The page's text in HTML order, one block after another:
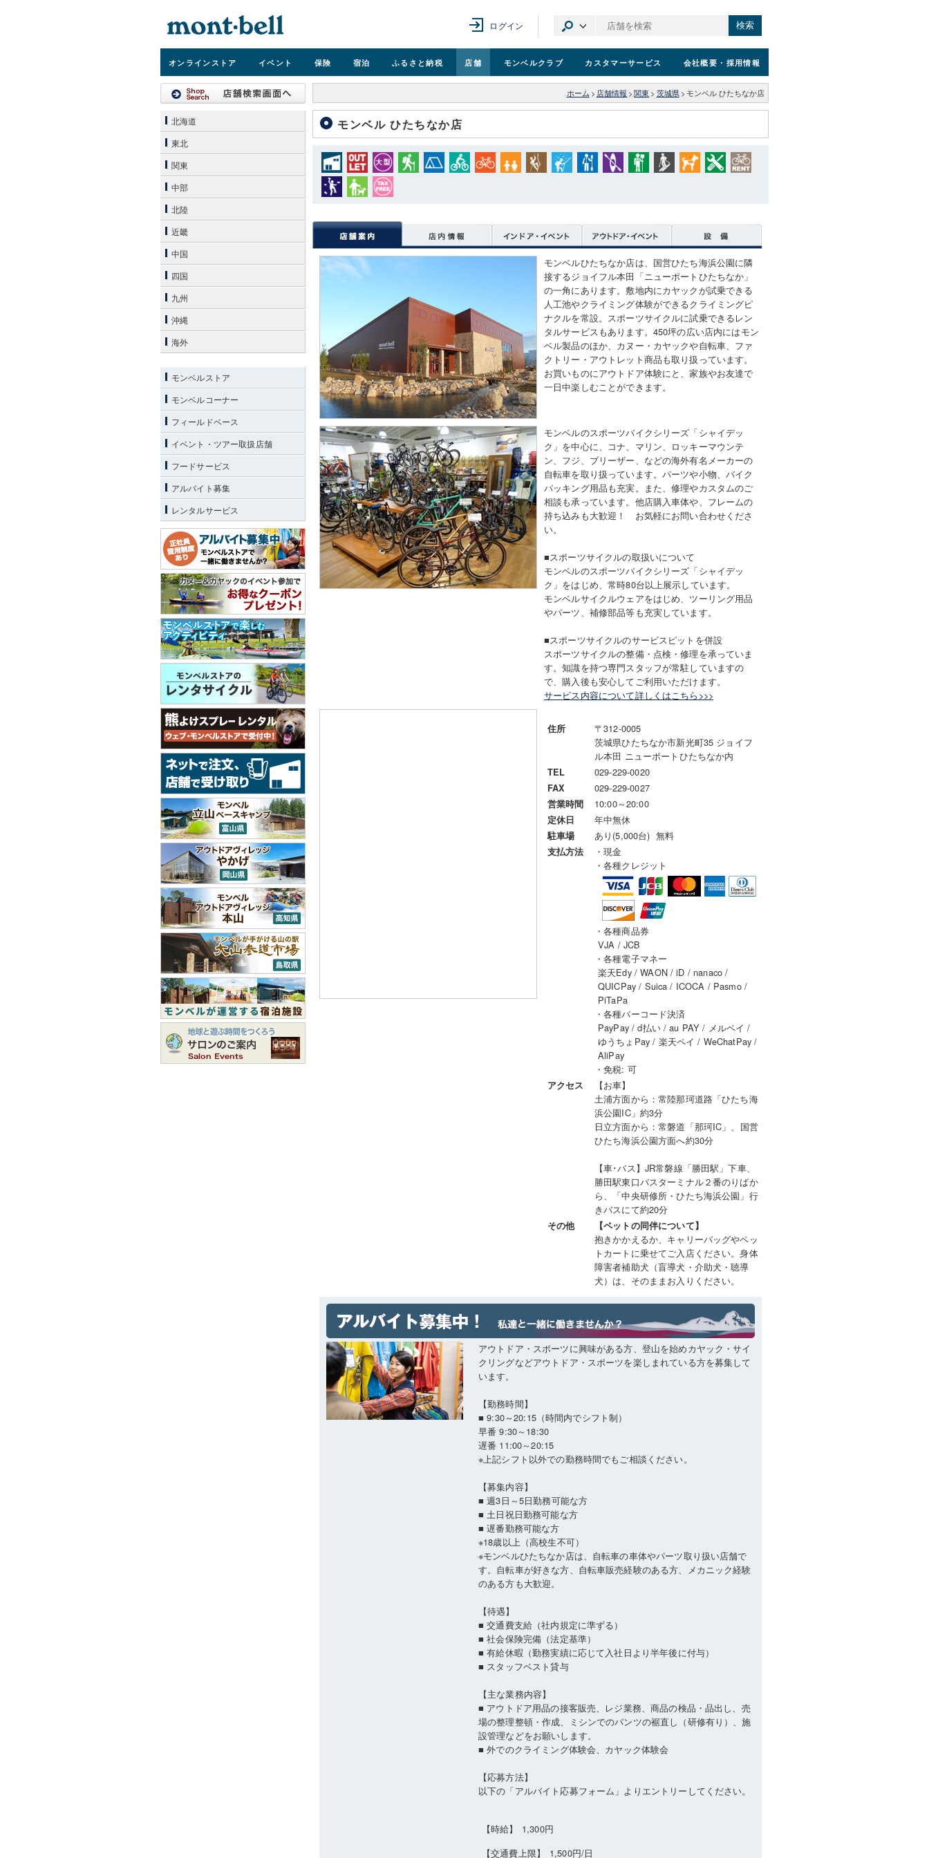
ログイン 検索
オンラインストア イベント 保険 宿泊 ふるさと納税 店舗 モンベルクラブ カスタマーサービス 会社概要 ・採用情報
ホーム > 店舗情報 > 関東 > 茨城県 > モンベル ひたちなか店
モンベル ひたちなか店
モンベルひたちなか店は、国営ひたち海浜公園に隣
接するジョイフル本田「ニューポートひたちなか」
の一角にあります。敷地内にカヤックが試乗できる
人工池やクライミング体験ができるクライミングピ
ナクルを常設。スポーツサイクルに試乗できるレン
タルサービスもあります。450坪の広い店内にはモン
ベル製品のほか、カヌー・カヤックや自転車、ファ
クトリー・アウトレット商品も取り扱っています。
お買いものにアウトドア体験にと、家族やお友達で
一日中楽しむことができます。
モンベルのスポーツバイクシリーズ「シャイデッ
ク」を中心に、コナ、マリン、ロッキーマウンテ
ン、フジ、ブリーザー、などの海外有名メーカーの
自転車を取り扱っています。パーツや小物、バイク
パッキング用品も充実。また、修理やカスタムのご
相談も承っています。他店購入車体や、フレームの
持ち込みも大歓迎！ お気軽にお問い合わせくださ
い。
■スポーツサイクルの取扱いについて
モンベルのスポーツバイクシリーズ「シャイデッ
ク」をはじめ、常時80台以上展示しています。
モンベルサイクルウェアをはじめ、ツーリング用品
やパーツ、補修部品等も充実しています。
■スポーツサイクルのサービスピットを併設
スポーツサイクルの整備・点検・修理を承っていま
す。知識を持つ専門スタッフが常駐していますの
で、購入後も安心してご利用いただけます。
サービス内容について詳しくはこちら>>>
住所
〒312-0005
茨城県ひたちなか市新光町35 ジョイフ
ル本田 ニューポートひたちなか内
TEL 029-229-0020
FAX 029-229-0027
営業時間 10:00～20:00
定休日 年中無休
駐車場 あり(5,000台) 無料
支払方法
・現金
・各種クレジット
・各種商品券
VJA / JCB
・各種電子マネー
楽天Edy / WAON / iD / nanaco /
QUICPay / Suica / ICOCA / Pasmo /
PiTaPa
・各種バーコード決済
PayPay / d払い / au PAY / メルペイ /
ゆうちょPay / 楽天ペイ / WeChatPay /
AliPay
・免税: 可
アクセス
【お車】
土浦方面から：常陸那珂道路「ひたち海
浜公園IC」約3分
日立方面から：常磐道「那珂IC」、国営
ひたち海浜公園方面へ約30分
【車･バス】JR常磐線「勝田駅」下車、
勝田駅東口バスターミナル２番のりばか
ら、「中央研修所・ひたち海浜公園」行
きバスにて約20分
その他 【ペットの同伴について】
抱きかかえるか、キャリーバッグやペッ
トカートに乗せてご入店ください。身体
障害者補助犬（盲導犬・介助犬・聴導
犬）は、そのままお入りください。
アウトドア・スポーツに興味がある方、登山を始めカヤック・サイ
クリングなどアウトドア・スポーツを楽しまれている方を募集して
います。
【勤務時間】
■ 9:30～20:15（時間内でシフト制）
早番 9:30～18:30
遅番 11:00～20:15
※上記シフト以外での勤務時間でもご相談ください。
【募集内容】
■ 週3日～5日勤務可能な方
■ 土日祝日勤務可能な方
■ 遅番勤務可能な方
※18歳以上（高校生不可）
※モンベルひたちなか店は、自転車の車体やパーツ取り扱い店舗で
す。自転車が好きな方、自転車販売経験のある方、メカニック経験
のある方も大歓迎。
【待遇】
■ 交通費支給（社内規定に準ずる）
■ 社会保険完備（法定基準）
■ 有給休暇（勤務実績に応じて入社日より半年後に付与）
■ スタッフベスト貸与
【主な業務内容】
■ アウトドア用品の接客販売、レジ業務、商品の検品・品出し、売
場の整理整頓・作成、ミシンでのパンツの裾直し（研修有り）、施
設管理などをお願いします。
■ 外でのクライミング体験会、カヤック体験会
【応募方法】
以下の「アルバイト応募フォーム」よりエントリーしてください。
【時給】
1,300円
【交通費上限】
1,500円/日
北海道
東北
関東
中部
北陸
近畿
中国
四国
九州
沖縄
海外
モンベルストア
モンベルコーナー
フィールドベース
イベント・ツアー取扱店舗
フードサービス
アルバイト募集
レンタルサービス